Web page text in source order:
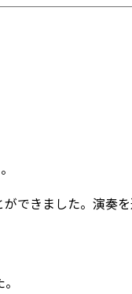
できました。演奏を